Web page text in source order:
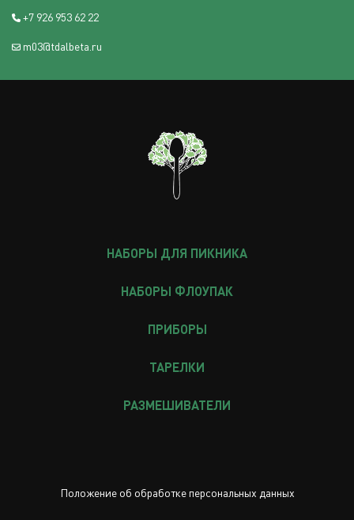
+7 926 953 62 22
m03@tdalbeta.ru
НАБОРЫ ДЛЯ ПИКНИКА
НАБОРЫ ФЛОУПАК
ПРИБОРЫ
ТАРЕЛКИ
РАЗМЕШИВАТЕЛИ
Положение об обработке персональных данных